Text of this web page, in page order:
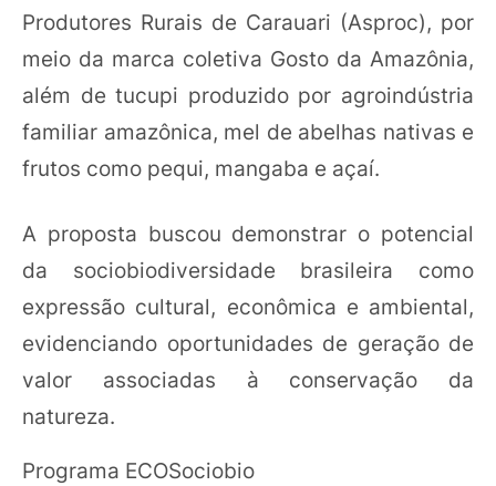
Produtores Rurais de Carauari (Asproc), por
meio da marca coletiva Gosto da Amazônia,
além de tucupi produzido por agroindústria
familiar amazônica, mel de abelhas nativas e
frutos como pequi, mangaba e açaí.
A proposta buscou demonstrar o potencial
da sociobiodiversidade brasileira como
expressão cultural, econômica e ambiental,
evidenciando oportunidades de geração de
valor associadas à conservação da
natureza.
Programa ECOSociobio